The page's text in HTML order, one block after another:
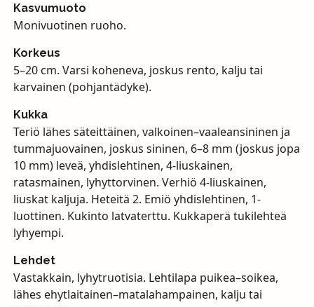
Kasvumuoto
Monivuotinen ruoho.
Korkeus
5–20 cm. Varsi koheneva, joskus rento, kalju tai
karvainen (pohjantädyke).
Kukka
Teriö lähes säteittäinen, valkoinen–vaaleansininen ja
tummajuovainen, joskus sininen, 6–8 mm (joskus jopa
10 mm) leveä, yhdislehtinen, 4-liuskainen,
ratasmainen, lyhyttorvinen. Verhiö 4-liuskainen,
liuskat kaljuja. Heteitä 2. Emiö yhdislehtinen, 1-
luottinen. Kukinto latvaterttu. Kukkaperä tukilehteä
lyhyempi.
Lehdet
Vastakkain, lyhytruotisia. Lehtilapa puikea–soikea,
lähes ehytlaitainen–matalahampainen, kalju tai